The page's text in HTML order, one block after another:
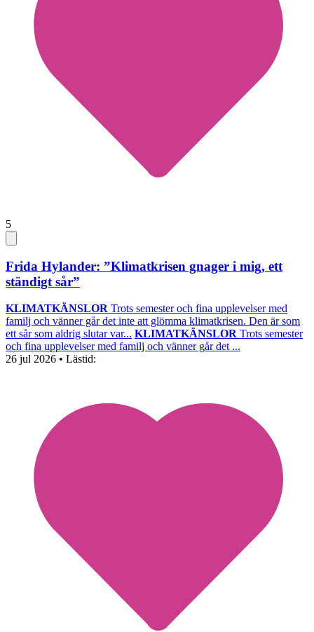
5
Frida Hylander: ”Klimatkrisen gnager i mig, ett
ständigt sår”
KLIMATKÄNSLOR Trots semester och fina upplevelser med
familj och vänner går det inte att glömma klimatkrisen. Den är som
ett sår som aldrig slutar var... KLIMATKÄNSLOR Trots semester
och fina upplevelser med familj och vänner går det ...
26 jul 2026 • Lästid: